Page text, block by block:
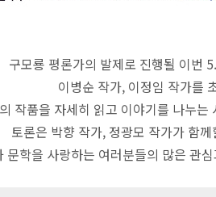
구모룡 평론가의 발제로 진행될 이번
이병순 작가, 이정임 작가를
작품을 자세히 읽고 이야기를 나누는
토론은 박향 작가, 정광모 작가가 함
문학을 사랑하는 여러분들의 많은 관